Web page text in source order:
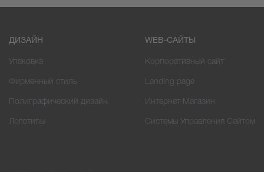
ДИЗАЙН
Упаковка
Фирменный стиль
Полиграфический дизайн
Логотипы
WEB-САЙТЫ
Корпоративный сайт
Landing page
Интернет-Магазин
Cистемы Управления Сайтом